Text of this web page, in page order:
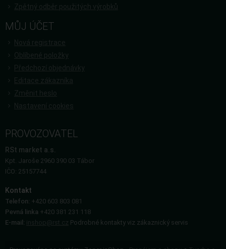
Zpětný odběr použitých výrobků
MŮJ ÚČET
Nová registrace
Oblíbené položky
Předchozí objednávky
Editace zákazníka
Změnit heslo
Nastavení cookies
PROVOZOVATEL
RSt market a.s.
Kpt. Jaroše 2960 390 03 Tábor
IČO: 25157744
Kontakt
Telefon: +420 603 803 081
Pevná linka +420 381 231 118
E-mail: inshop@rst.cz Podrobné kontakty viz zákaznický servis